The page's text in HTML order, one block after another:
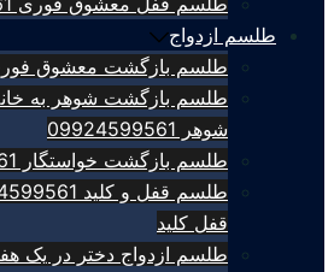
طلسم ازدواج
طلسم بازگشت معشوق فوری
طلسم بازگشت شوهر به
شوهر 09924599561
طلسم بازگشت خواستگار 09924599561
قفل کلید
طلسم ازدواج دختر در یک هفته